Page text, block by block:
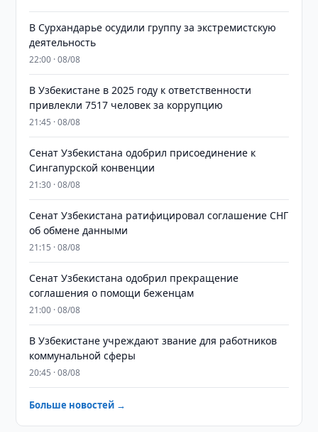
В Сурхандарье осудили группу за экстремистскую
деятельность
22:00 · 08/08
В Узбекистане в 2025 году к ответственности
привлекли 7517 человек за коррупцию
21:45 · 08/08
Сенат Узбекистана одобрил присоединение к
Сингапурской конвенции
21:30 · 08/08
Сенат Узбекистана ратифицировал соглашение СНГ
об обмене данными
21:15 · 08/08
Сенат Узбекистана одобрил прекращение
соглашения о помощи беженцам
21:00 · 08/08
В Узбекистане учреждают звание для работников
коммунальной сферы
20:45 · 08/08
Больше новостей →